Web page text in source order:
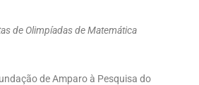
de Olimpíadas de Matemática
de Amparo à Pesquisa do